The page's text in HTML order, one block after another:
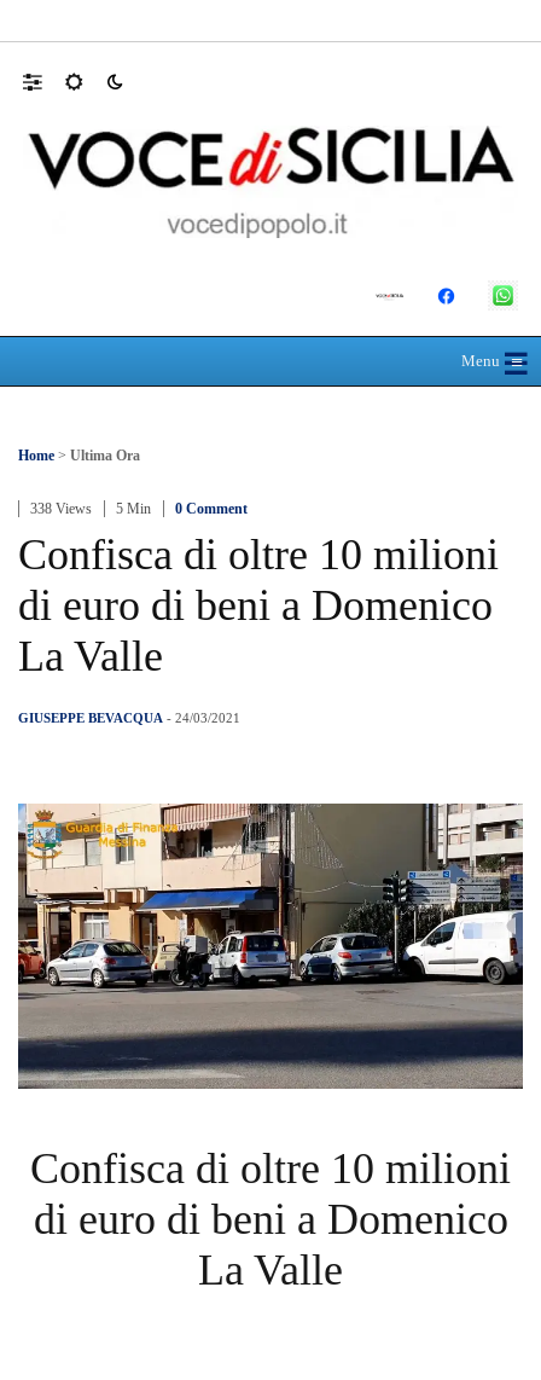
Menu≡
☰
Home > Ultima Ora
338 Views 5 Min 0 Comment
Confisca di oltre 10 milioni
di euro di beni a Domenico
La Valle
GIUSEPPE BEVACQUA - 24/03/2021
Confisca di oltre 10 milioni
di euro di beni a Domenico
La Valle